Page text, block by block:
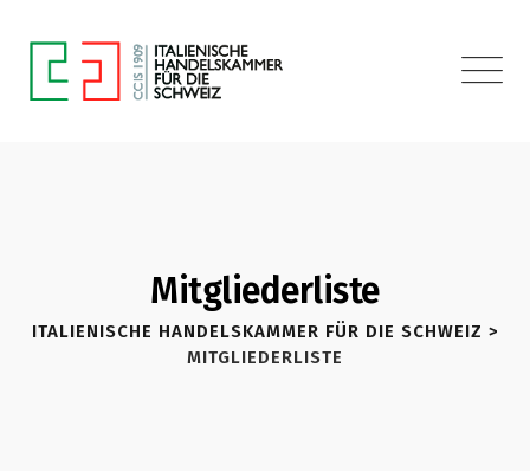
Mitgliederliste
ITALIENISCHE HANDELSKAMMER FÜR DIE SCHWEIZ >
MITGLIEDERLISTE